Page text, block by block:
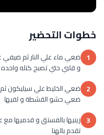
خطوات التحضير
1 ضعي ماء علي النار ثم
و قلبي حتي تصبح كتله واحده
2 ضعي الخليط علي سيليكون
ضعي حشو القشطة و لفيها
3 زينيها بالفستق و قدميها
تقدم بالهنا